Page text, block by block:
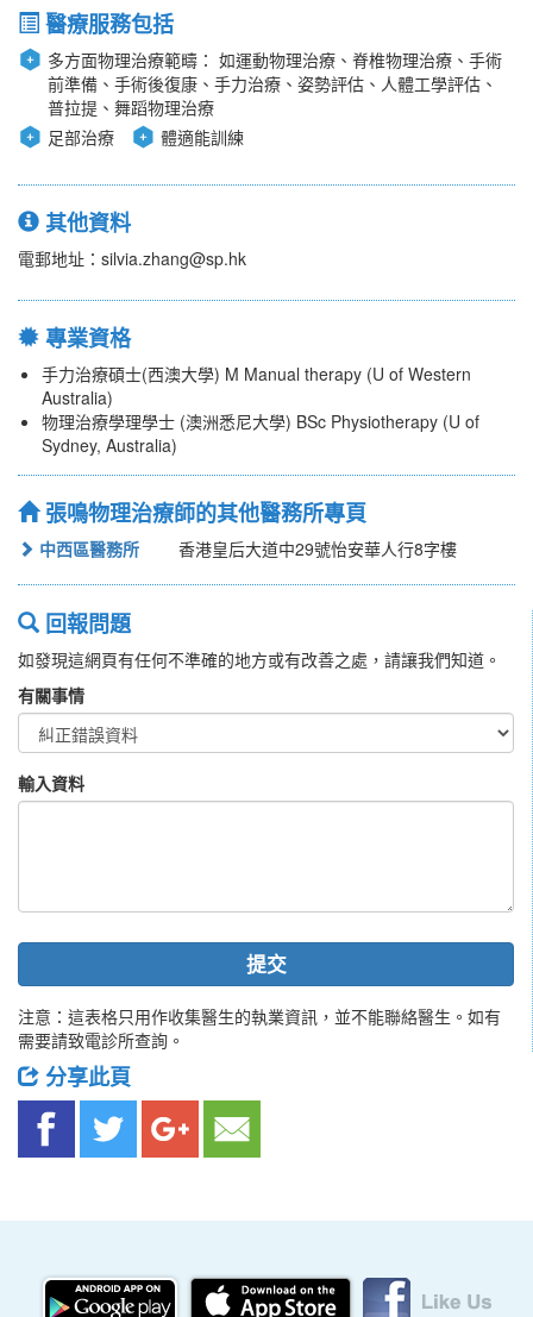
醫療服務包括
多方面物理治療範疇： 如運動物理治療、脊椎物理治療、手術
前準備、手術後復康、手力治療、姿勢評估、人體工學評估、
普拉提、舞蹈物理治療
足部治療
體適能訓練
其他資料
電郵地址：silvia.zhang@sp.hk
專業資格
手力治療碩士(西澳大學) M Manual therapy (U of Western
Australia)
物理治療學理學士 (澳洲悉尼大學) BSc Physiotherapy (U of
Sydney, Australia)
張鳴物理治療師的其他醫務所專頁
中西區醫務所 香港皇后大道中29號怡安華人行8字樓
回報問題
如發現這網頁有任何不準確的地方或有改善之處，請讓我們知道。
有關事情
輸入資料
提交
注意：這表格只用作收集醫生的執業資訊，並不能聯絡醫生。如有
需要請致電診所查詢。
分享此頁